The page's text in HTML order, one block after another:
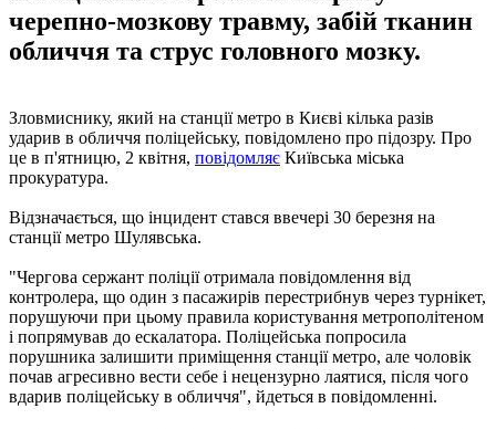
черепно-мозкову травму, забій тканин
обличчя та струс головного мозку.
Зловмиснику, який на станції метро в Києві кілька разів
ударив в обличчя поліцейську, повідомлено про підозру. Про
це в п'ятницю, 2 квітня, повідомляє Київська міська
прокуратура.
Відзначається, що інцидент стався ввечері 30 березня на
станції метро Шулявська.
"Чергова сержант поліції отримала повідомлення від
контролера, що один з пасажирів перестрибнув через турнікет,
порушуючи при цьому правила користування метрополітеном
і попрямував до ескалатора. Поліцейська попросила
порушника залишити приміщення станції метро, ​​але чоловік
почав агресивно вести себе і нецензурно лаятися, після чого
вдарив поліцейську в обличчя", йдеться в повідомленні.